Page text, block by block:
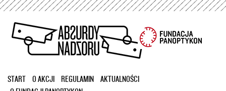
Przejdź
treści
START O AKCJI REGULAMIN
AKTUALNOŚCI